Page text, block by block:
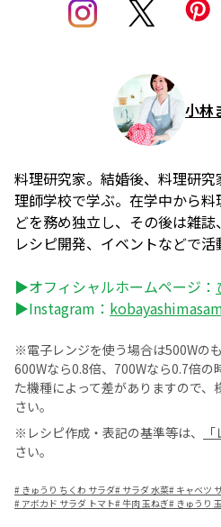
小林
料理研究家。結婚後、料理研
理師学校で学ぶ。在学中から
どを務め独立し、その後は雑
レシピ開発、イベントなどで活
▶オフィシャルホームページ：
▶Instagram：
※電子レンジを使う場合は500Wの
600Wなら0.8倍、700Wなら0.7倍の
た機種によって差がありますので
さい。
※レシピ作成・表記の基準等は、
さい。
# きゅうり ちくわ サラダ# サラダ 水菜# キャベツ
# アボカド サラダ トマト#牛肉 玉ねぎ# きゅうり